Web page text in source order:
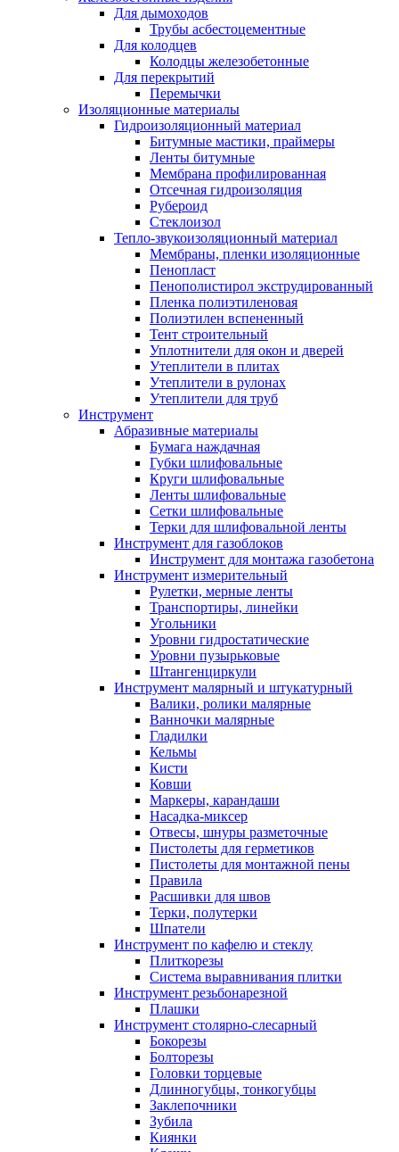
Для дымоходов
Трубы асбестоцементные
Для колодцев
Колодцы железобетонные
Для перекрытий
Перемычки
Изоляционные материалы
Гидроизоляционный материал
Битумные мастики, праймеры
Ленты битумные
Мембрана профилированная
Отсечная гидроизоляция
Рубероид
Стеклоизол
Тепло-звукоизоляционный материал
Мембраны, пленки изоляционные
Пенопласт
Пенополистирол экструдированный
Пленка полиэтиленовая
Полиэтилен вспененный
Тент строительный
Уплотнители для окон и дверей
Утеплители в плитах
Утеплители в рулонах
Утеплители для труб
Инструмент
Абразивные материалы
Бумага наждачная
Губки шлифовальные
Круги шлифовальные
Ленты шлифовальные
Сетки шлифовальные
Терки для шлифовальной ленты
Инструмент для газоблоков
Инструмент для монтажа газобетона
Инструмент измерительный
Рулетки, мерные ленты
Транспортиры, линейки
Угольники
Уровни гидростатические
Уровни пузырьковые
Штангенциркули
Инструмент малярный и штукатурный
Валики, ролики малярные
Ванночки малярные
Гладилки
Кельмы
Кисти
Ковши
Маркеры, карандаши
Насадка-миксер
Отвесы, шнуры разметочные
Пистолеты для герметиков
Пистолеты для монтажной пены
Правила
Расшивки для швов
Терки, полутерки
Шпатели
Инструмент по кафелю и стеклу
Плиткорезы
Система выравнивания плитки
Инструмент резьбонарезной
Плашки
Инструмент столярно-слесарный
Бокорезы
Болторезы
Головки торцевые
Длинногубцы, тонкогубцы
Заклепочники
Зубила
Киянки